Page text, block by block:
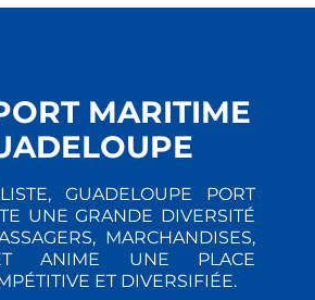
MARITIME
GUADELOUPE PORT
UNE GRANDE DIVERSITÉ
MARCHANDISES,
ANIME UNE PLACE
ET DIVERSIFIÉE.